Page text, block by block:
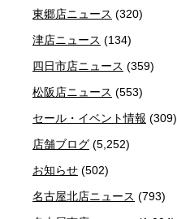
東郷店ニュース (320)
津店ニュース (134)
四日市店ニュース (359)
松阪店ニュース (553)
セール・イベント情報 (309)
店舗ブログ (5,252)
お知らせ (502)
名古屋北店ニュース (793)